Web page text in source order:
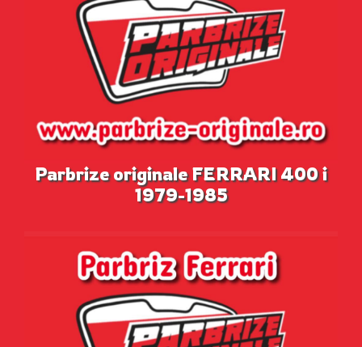
Parbrize originale FERRARI 400 i
1979-1985